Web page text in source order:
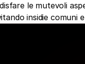
le mutevoli
insidie comuni